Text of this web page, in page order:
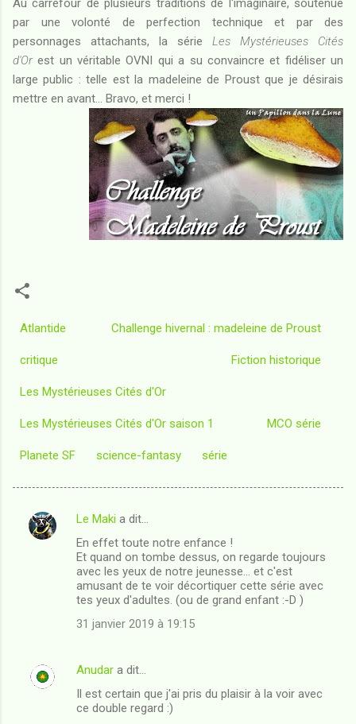
Au carrefour de plusieurs traditions de l'imaginaire, soutenue
par une volonté de perfection technique et par des
personnages attachants, la série Les Mystérieuses Cités
d'Orest un véritable OVNI qui a su convaincre et fidéliser un
large public : telle est la madeleine de Proust que je désirais
mettre en avant... Bravo, et merci !
Atlantide Challenge hivernal : madeleine de Proust
critique Fiction historique
Les Mystérieuses Cités d'Or
Les Mystérieuses Cités d'Or saison 1 MCO série
Planete SF science-fantasy série
C
a
Le Maki a dit…
En effet toute notre enfance !
Et quand on tombe dessus, on regarde toujours
avec les yeux de notre jeunesse... et c'est
amusant de te voir décortiquer cette série avec
tes yeux d'adultes. (ou de grand enfant :-D )
31 janvier 2019 à 19:15
Anudar a dit…
Il est certain que j'ai pris du plaisir à la voir avec
ce double regard :)